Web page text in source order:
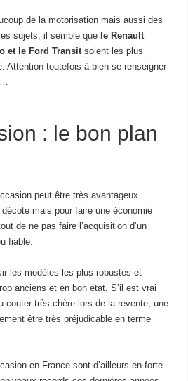
de la motorisation mais aussi des
sujets, il semble que le Renault
et le Ford Transit soient les plus
Attention toutefois à bien se renseigner
: le bon plan
peut être très avantageux
mais pour faire une économie
de ne pas faire l’acquisition d’un
fiable.
les modèles les plus robustes et
anciens et en bon état. S’il est vrai
couter très chère lors de la revente, une
être très préjudicable en terme
en France sont d’ailleurs en forte